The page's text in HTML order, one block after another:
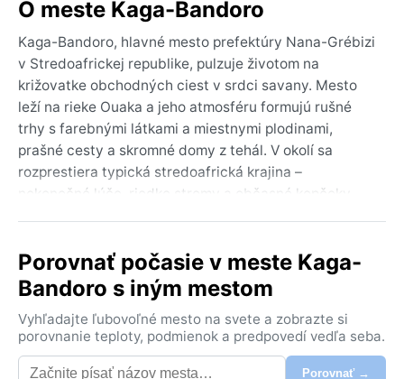
O meste Kaga-Bandoro
Kaga-Bandoro, hlavné mesto prefektúry Nana-Grébizi
v Stredoafrickej republike, pulzuje životom na
križovatke obchodných ciest v srdci savany. Mesto
leží na rieke Ouaka a jeho atmosféru formujú rušné
trhy s farebnými látkami a miestnymi plodinami,
prašné cesty a skromné domy z tehál. V okolí sa
rozprestiera typická stredoafrická krajina –
nekonečné lúče, riedke stromy a občasné kopčeky.
každodenný rytmus života ďaleko od veľkomiest.
Podnebie patrí do tropickej savany (Köppen Aw) s
výrazným striedaním sucha a dažďa. Letné mesiace
(máj až október) prinášajú prudké búrky a vlhkosť
okolo 80 %, teploty sa držia medzi 25–35 °C. Zima
(november až apríl) je suchá a horúca, najmä v marci
Porovnať počasie v meste Kaga-
Bandoro s iným mestom
Vyhľadajte ľubovoľné mesto na svete a zobrazte si
porovnanie teploty, podmienok a predpovedí vedľa seba.
Porovnať →